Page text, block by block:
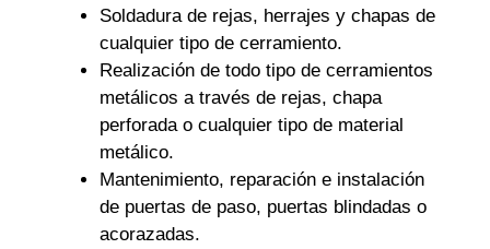
Soldadura de rejas, herrajes y chapas de
cualquier tipo de cerramiento.
Realización de todo tipo de cerramientos
metálicos a través de rejas, chapa
perforada o cualquier tipo de material
metálico.
Mantenimiento, reparación e instalación
de puertas de paso, puertas blindadas o
acorazadas.